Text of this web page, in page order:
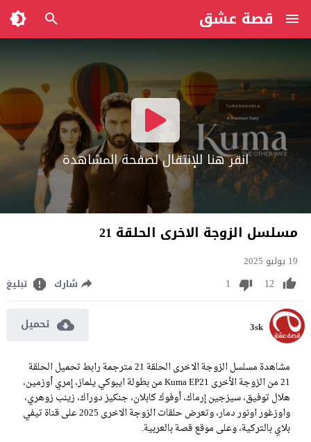
قصة عشق
انقر هنا للإنتقال لصفحة المشاهدة
مسلسل الزوجة الاخرى الحلقة 21
19 يوليو 2025
12
1 شارك تبليغ
3sk تحميل
مشاهدة مسلسل الزوجة الاخرى الحلقة 21 مترجمة رابط تحميل الحلقة
21 من الزوجة الأخرى Kuma EP21 من بطولة ايبوكي يلماز، إمري أوزمين،
هلال توفيق، سيزجين إرماك، أوفوك كابلان، جنكيز دوراك، زينب زوهري،
واوزغور اونور دمار، وتعرض حلقات الزوجة الاخرى 2025 على قناة تيفي
بلاي بالتركية، وعلى موقع قصة بالعربية.